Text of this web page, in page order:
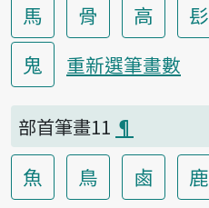
馬 骨 高 髟
鬼
重新選筆畫數
部首筆畫11 ¶
魚 鳥 鹵 鹿